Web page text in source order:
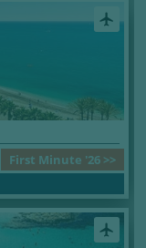
airplanemode_active
First Minute '26 >>
airplanemode_active